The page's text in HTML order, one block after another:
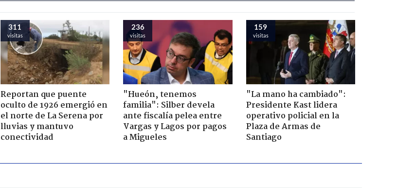
311
visitas
Reportan que puente
oculto de 1926 emergió en
el norte de La Serena por
lluvias y mantuvo
conectividad
236
visitas
"Hueón, tenemos
familia": Silber devela
ante fiscalía pelea entre
Vargas y Lagos por pagos
a Migueles
159
visitas
"La mano ha cambiado":
Presidente Kast lidera
operativo policial en la
Plaza de Armas de
Santiago